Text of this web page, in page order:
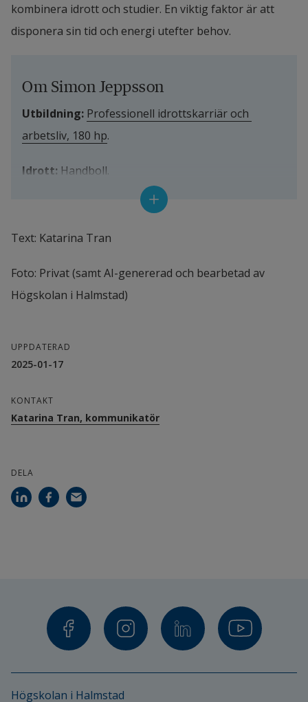
kombinera idrott och studier. En viktig faktor är att
disponera sin tid och energi utefter behov.
Om Simon Jeppsson
Utbildning: Professionell idrottskarriär och
arbetsliv, 180 hp.
Idrott: Handboll.
Intressen: Mat, umgås med vänner, läsa och spela
Gör om tio år: Jag har med största sannolikhet
flyttat tillbaka till Sverige och slagit mig ner med
min familj. Jag har förhoppningsvis hittat ett jobb
utbildningen kommer att vara en bidragande
Text: Katarina Tran
Foto: Privat (samt AI-genererad och bearbetad av
Högskolan i Halmstad)
UPPDATERAD
2025-01-17
KONTAKT
Katarina Tran, kommunikatör
DELA
Högskolan i Halmstad